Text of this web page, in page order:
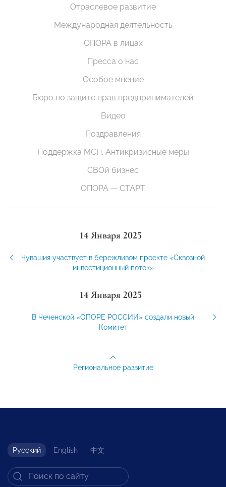
Отраслевое развитие
Международная деятельность
ОПОРА в лицах
Пресса о нас
Особое мнение
Бюро по защите прав предпринимателей
Видео
Поздравления
Поддержка МСП. Антикризисные меры
СВОй бизнес
ОПОРА — СТАРТ
14 Января 2025
Чувашия участвует в бережливом проекте «Сквозной
инвестиционный поток»
14 Января 2025
В Чеченской «ОПОРЕ РОССИИ» создали новый
Комитет
Региональное развитие
Русский English 中文